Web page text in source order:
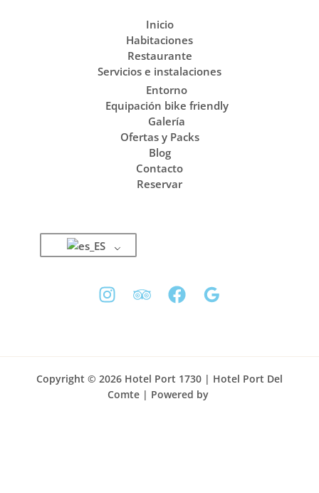
Inicio
Habitaciones
Restaurante
Servicios e instalaciones
Entorno
Equipación bike friendly
Galería
Ofertas y Packs
Blog
Contacto
Reservar
Copyright © 2026 Hotel Port 1730 | Hotel Port Del
Comte | Powered by